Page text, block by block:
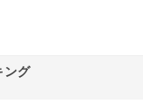
ング